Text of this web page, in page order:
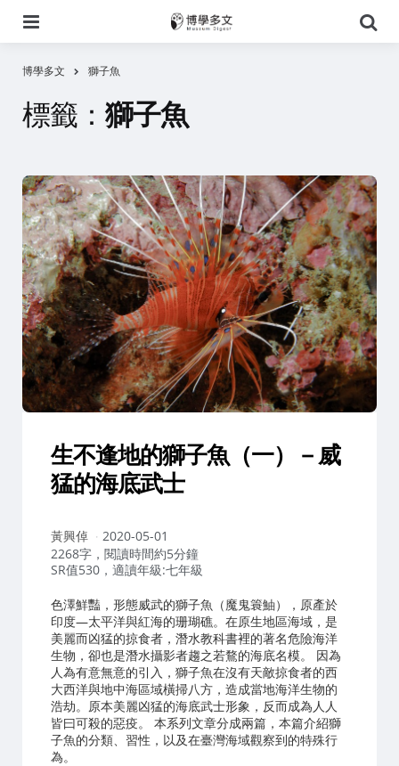
尋
博學多文 獅子魚
標籤： 獅子魚
生不逢地的獅子魚（一）－威
猛的海底武士
作
者：
黃興倬
2020-05-01
2268字，閱讀時間約5分鐘
SR值530，適讀年級:七年級
色澤鮮豔，形態威武的獅子魚（魔鬼簑鮋），原產於
印度—太平洋與紅海的珊瑚礁。在原生地區海域，是
美麗而凶猛的掠食者，潛水教科書裡的著名危險海洋
生物，卻也是潛水攝影者趨之若鶩的海底名模。 因為
人為有意無意的引入，獅子魚在沒有天敵掠食者的西
大西洋與地中海區域橫掃八方，造成當地海洋生物的
浩劫。原本美麗凶猛的海底武士形象，反而成為人人
皆曰可殺的惡疫。 本系列文章分成兩篇，本篇介紹獅
子魚的分類、習性，以及在臺灣海域觀察到的特殊行
為。